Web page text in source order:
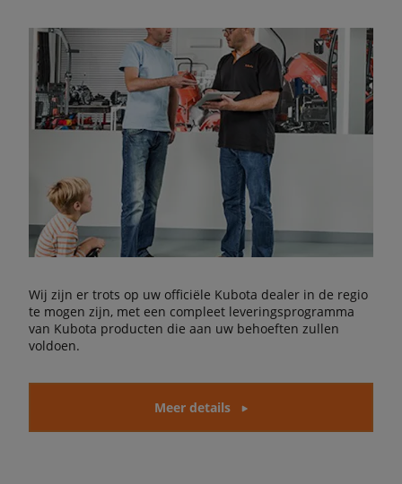
Wij zijn er trots op uw officiële Kubota dealer in de regio
te mogen zijn, met een compleet leveringsprogramma
van Kubota producten die aan uw behoeften zullen
voldoen.
Meer details